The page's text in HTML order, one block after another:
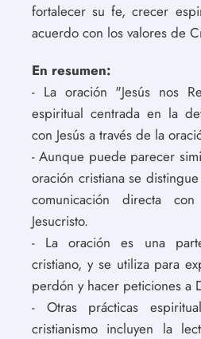
fortalecer su fe, crecer
acuerdo con los valores de
En resumen:
- La oración "Jesús nos
espiritual centrada en la
con Jesús a través de la
- Aunque puede parecer
oración cristiana se
comunicación directa
Jesucristo.
- La oración es una
cristiano, y se utiliza para
perdón y hacer peticiones a
- Otras prácticas
cristianismo incluyen la